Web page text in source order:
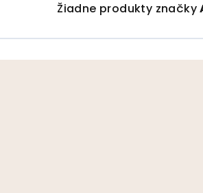
Žiadne produkty značky